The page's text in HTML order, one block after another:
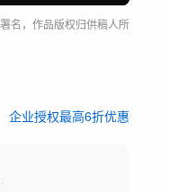
名，作品版权归供稿人所
企业授权最高6折优惠